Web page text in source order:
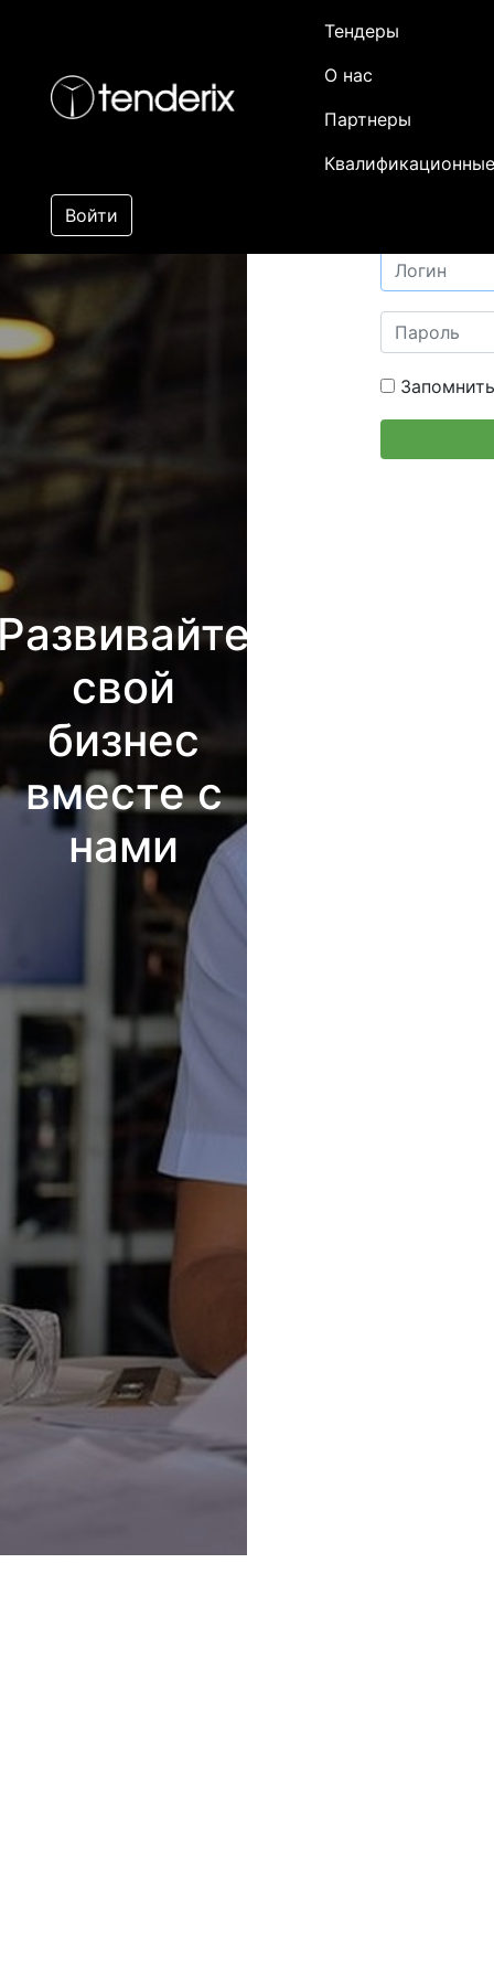
Тендеры
О нас
Партнеры
Войти
свой
бизнес
вместе с
нами